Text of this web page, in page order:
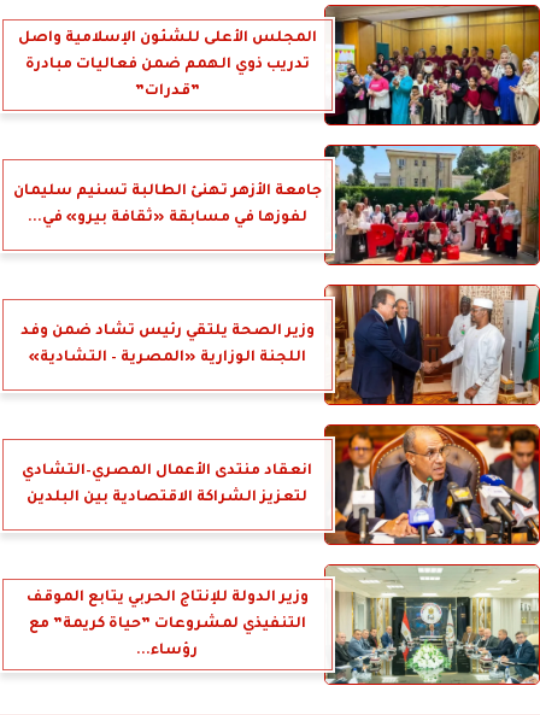
المجلس الأعلى للشئون الإسلامية واصل
تدريب ذوي الهمم ضمن فعاليات مبادرة
”قدرات”
جامعة الأزهر تهنئ الطالبة تسنيم سليمان
لفوزها في مسابقة «ثقافة بيرو» في...
وزير الصحة يلتقي رئيس تشاد ضمن وفد
اللجنة الوزارية «المصرية – التشادية»
انعقاد منتدى الأعمال المصري–التشادي
لتعزيز الشراكة الاقتصادية بين البلدين
وزير الدولة للإنتاج الحربي يتابع الموقف
التنفيذي لمشروعات ”حياة كريمة” مع
رؤساء...